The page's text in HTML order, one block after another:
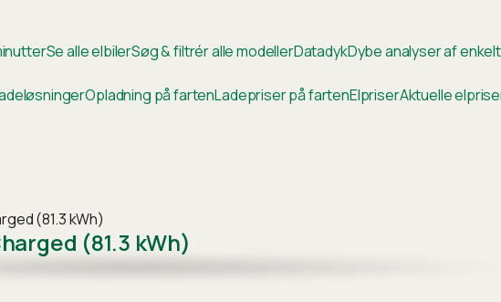
Se alle elbilerSøg & filtrér alle modellerDatadykDybe analyser af
Opladning på fartenLadepriser på fartenElpriserAktuelle
(81.3 kWh)
(81.3 kWh)